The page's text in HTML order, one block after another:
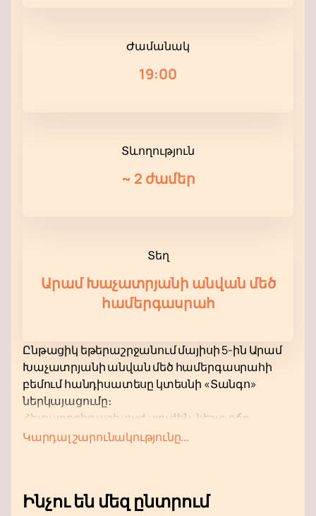
Ժամանակ
19:00
Տևողություն
~ 2 ժամեր
Տեղ
Արամ Խաչատրյանի անվան մեծ
համերգասրահ
Ընթացիկ եթերաշրջանում մայիսի 5-ին Արամ
Խաչատրյանի անվան մեծ համերգասրահի
բեմում հանդիսատեսը կտեսնի «Տանգո»
ներկայացումը։
Հետաքրքիր աշխույժ սյուժեն, հեշտ ոճը,
սյուժեի անսպասելի շրջադարձերը կստիպեն
Դերասանական դերասանություն, հոյակապ
Կարդալ շարունակությունը...
Ինչու են մեզ ընտրում